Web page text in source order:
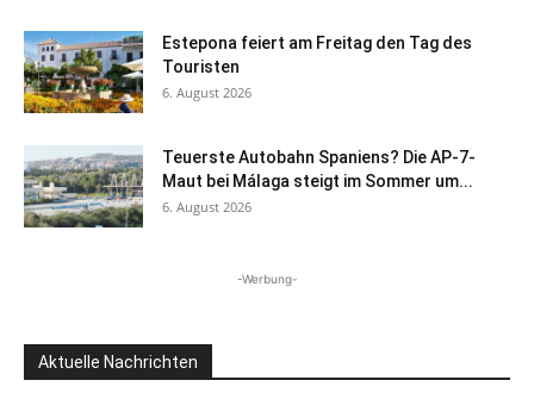
Estepona feiert am Freitag den Tag des
Touristen
6. August 2026
Teuerste Autobahn Spaniens? Die AP-7-
Maut bei Málaga steigt im Sommer um...
6. August 2026
-Werbung-
Aktuelle Nachrichten